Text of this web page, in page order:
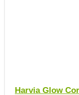
Harvia Glow